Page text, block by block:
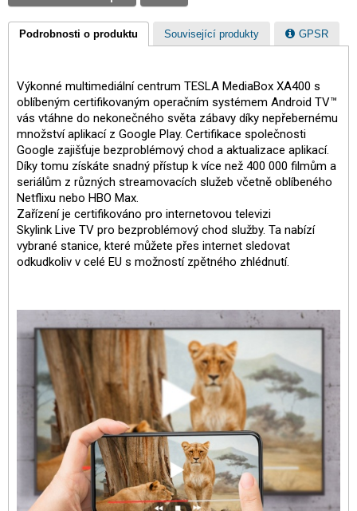
Podrobnosti o produktu Související produkty GPSR
Výkonné multimediální centrum TESLA MediaBox XA400 s
oblíbeným certifikovaným operačním systémem Android TV™
vás vtáhne do nekonečného světa zábavy díky nepřebernému
množství aplikací z Google Play. Certifikace společnosti
Google zajišťuje bezproblémový chod a aktualizace aplikací.
Díky tomu získáte snadný přístup k více než 400 000 filmům a
seriálům z různých streamovacích služeb včetně oblíbeného
Netflixu nebo HBO Max.
Zařízení je certifikováno pro internetovou televizi
Skylink Live TV pro bezproblémový chod služby. Ta nabízí
vybrané stanice, které můžete přes internet sledovat
odkudkoliv v celé EU s možností zpětného zhlédnutí.